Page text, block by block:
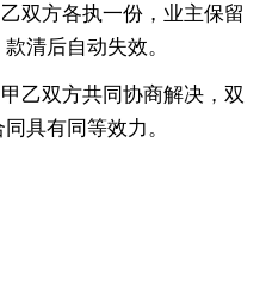
双方各执一份，业主保留
清后自动失效。
乙双方共同协商解决，双
具有同等效力。